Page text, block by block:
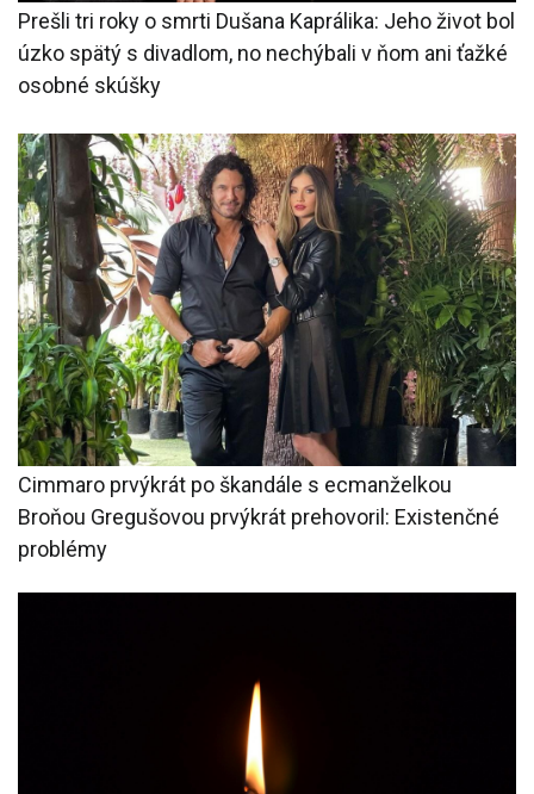
Prešli tri roky o smrti Dušana Kaprálika: Jeho život bol
úzko spätý s divadlom, no nechýbali v ňom ani ťažké
osobné skúšky
Cimmaro prvýkrát po škandále s ecmanželkou
Broňou Gregušovou prvýkrát prehovoril: Existenčné
problémy